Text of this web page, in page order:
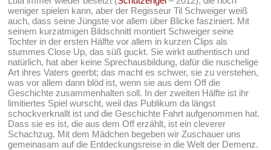
weniger spielen kann, aber der Regisseur Til Schweiger weiß
auch, dass seine Jüngste vor allem über Blicke fasziniert. Mit
seinem kurzatmigen Bildschnitt montiert Schweiger seine
Tochter in der ersten Hälfte vor allem in kurzen Clips als
stummes Close Up, das süß guckt. Sie wirkt authentisch und
natürlich, hat aber keine Sprechausbildung, dafür die nuschelige
Art ihres Vaters geerbt; das macht es schwer, sie zu verstehen,
was vor allem dann blöd ist, wenn sie aus dem Off die
Geschichte zusammenhalten soll. In der zweiten Hälfte ist ihr
limitiertes Spiel wurscht, weil das Publikum da längst
schockverknallt ist und die Geschichte Fahrt aufgenommen hat.
Dass sie es ist, die aus dem Off erzählt, ist ein cleverer
Schachzug. Mit dem Mädchen begeben wir Zuschauer uns
gemeinasam auf die Entdeckungsreise in die Welt der Demenz.